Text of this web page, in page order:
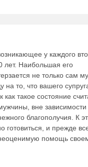
у каждого
лет. Наибольшая его
не только сам
то, что вашего
как такое состояние
вне зависимости
благополучия. К
готовиться, и прежде
помощь